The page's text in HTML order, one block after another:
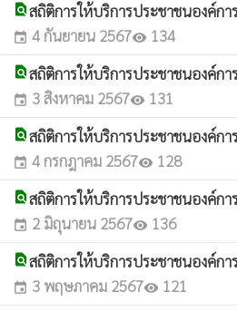
find_in_pageสถิติการให้บริการประชาชนองค์ก
event 4 กันยายน 2567visibility 134
find_in_pageสถิติการให้บริการประชาชนองค์ก
event 3 สิงหาคม 2567visibility 131
find_in_pageสถิติการให้บริการประชาชนองค์ก
event 4 กรกฎาคม 2567visibility 128
find_in_pageสถิติการให้บริการประชาชนองค์ก
event 2 มิถุนายน 2567visibility 136
find_in_pageสถิติการให้บริการประชาชนองค์ก
event 3 พฤษภาคม 2567visibility 121